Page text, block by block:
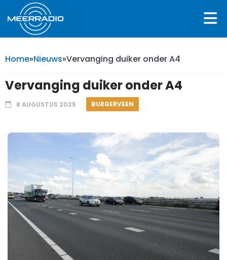
Home»Nieuws»Vervanging duiker onder A4
Vervanging duiker onder A4
8 AUGUSTUS 2025 BURGERVEEN